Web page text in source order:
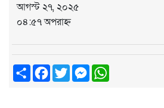
আগস্ট ২৭, ২০২৫
০৪:৫৭ অপরাহ্ন
ShareFacebook
TwitterMessenger